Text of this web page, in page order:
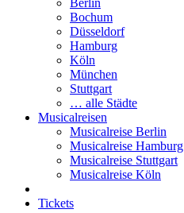
Berlin
Bochum
Düsseldorf
Hamburg
Köln
München
Stuttgart
… alle Städte
Musicalreisen
Musicalreise Berlin
Musicalreise Hamburg
Musicalreise Stuttgart
Musicalreise Köln
Tickets